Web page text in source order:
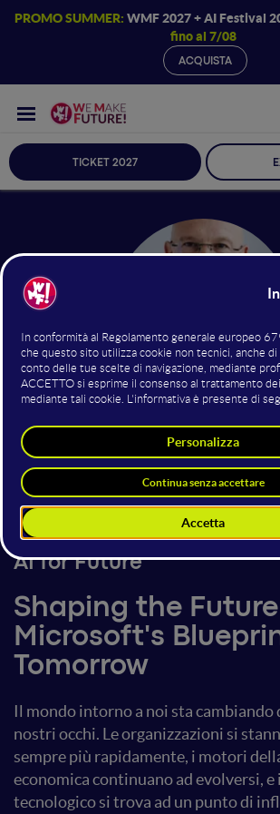
PROMO SUMMER: WMF 2027 + AI Festival
fino al 7/08
ACQUISTA
TICKET 2027
Chief Sales Enablement &
Operations
Microsoft Italia
14 giugno 202415:20 - 15:40
AI for Future
Shaping the
Microsoft's
Tomorrow
Il mondo intorno a noi sta cambiando
nostri occhi. Le organizzazioni si
sempre più rapidamente, i motori
economica continuano ad evolversi, e
tecnologico si trova ad un punto di